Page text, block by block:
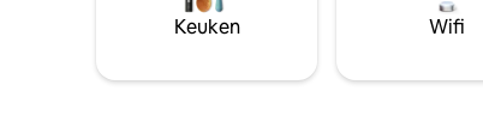
Keuken Wifi